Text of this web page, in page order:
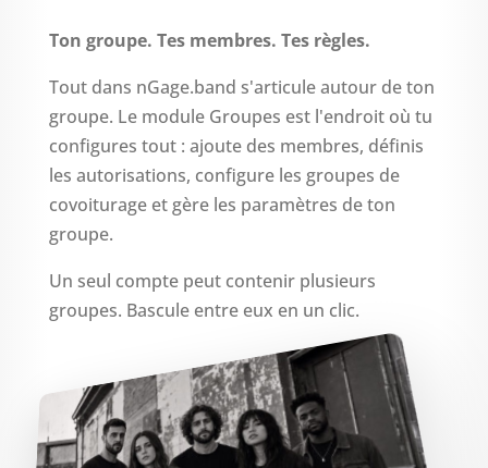
Ton groupe. Tes membres. Tes règles.
Tout dans nGage.band s'articule autour de ton
groupe. Le module Groupes est l'endroit où tu
configures tout : ajoute des membres, définis
les autorisations, configure les groupes de
covoiturage et gère les paramètres de ton
groupe.
Un seul compte peut contenir plusieurs
groupes. Bascule entre eux en un clic.